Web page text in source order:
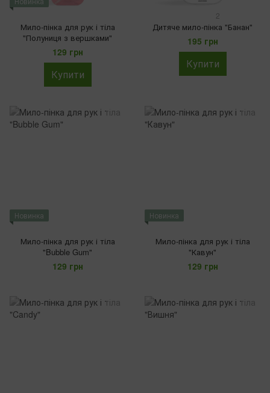
Мило-пінка для рук і тіла
"Полуниця з вершками"
129 грн
Купити
2
Дитяче мило-пінка "Банан"
195 грн
Купити
Новинка
Мило-пінка для рук і тіла
"Bubble Gum"
129 грн
Новинка
Мило-пінка для рук і тіла
"Кавун"
129 грн